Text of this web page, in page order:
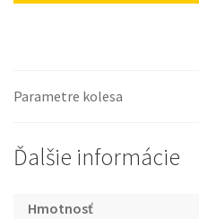
Parametre kolesa
Ďalšie informácie
Hmotnosť